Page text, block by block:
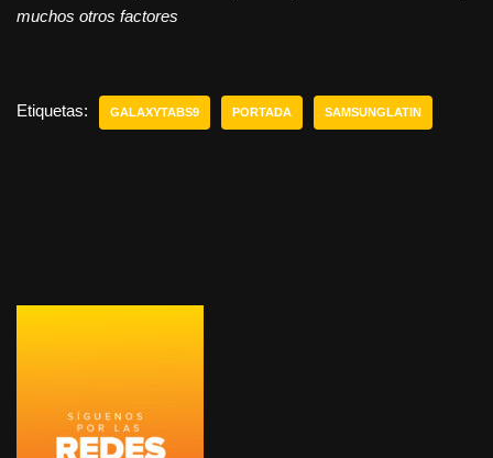
muchos otros factores
Etiquetas: GALAXYTABS9 PORTADA SAMSUNGLATIN